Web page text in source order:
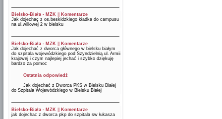
Bielsko-Biała - MZK
Komentarze
Jak dojechaç z os.beskidzkiego kładka do campusu
na ul.willowej 2 w bielsku
Bielsko-Biała - MZK
Komentarze
Jak dojechać z dworca głównego w bielsku białym
do szpitala wojewódzkiego pod Szyndzielnią ul. Armii
krajowej i czym najlepiej jechać i szybko dziękuję
bardzo za pomoc
Ostatnia odpowiedź
Jak dojechać z Dworca PKS w Bielsku Białej
do Szpitala Wojewódzkiego w Bielsku Białej
Bielsko-Biała - MZK
Komentarze
jak dojechac z dworca pkp do szpitala sw łukasza